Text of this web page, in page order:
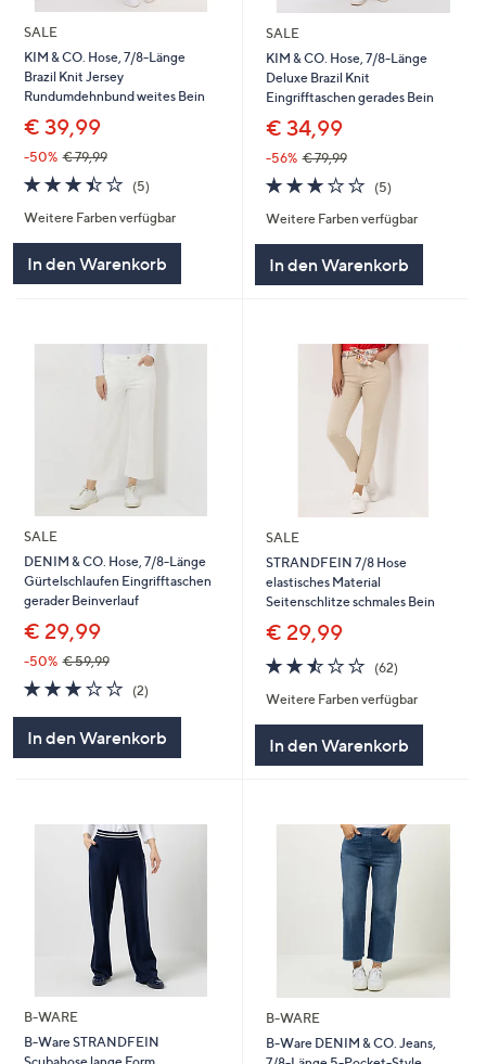
SALE
KIM & CO. Hose, 7/8-Länge
Brazil Knit Jersey
Rundumdehnbund weites Bein
€ 39,99
-50% € 79,99
3.4
von
5
(5)
Weitere Farben verfügbar
In den Warenkorb
SALE
KIM & CO. Hose, 7/8-Länge
Deluxe Brazil Knit
Eingrifftaschen gerades Bein
€ 34,99
-56% € 79,99
3.2
von
5
(5)
Weitere Farben verfügbar
In den Warenkorb
SALE
DENIM & CO. Hose, 7/8-Länge
Gürtelschlaufen Eingrifftaschen
gerader Beinverlauf
€ 29,99
-50% € 59,99
3.0
von
(2)
In den Warenkorb
SALE
STRANDFEIN 7/8 Hose
elastisches Material
Seitenschlitze schmales Bein
€ 29,99
2.5
von
5
(62)
Weitere Farben verfügbar
In den Warenkorb
B-WARE
B-Ware STRANDFEIN
B-WARE
B-Ware DENIM & CO. Jeans,